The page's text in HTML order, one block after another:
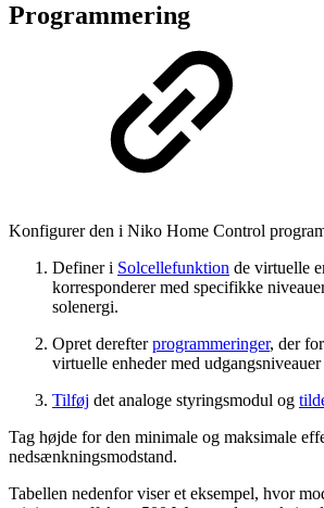
Programmering
Konfigurer den i Niko Home Control
Definer i Solcellefunktion de virtuelle
korresponderer med specifikke
solenergi.
Opret derefterprogrammeringer, der
virtuelle enheder med
Tilføj det analoge styringsmodul og
Tag højde for den minimale og maksimale
nedsænkningsmodstand.
Tabellen nedenfor viser et eksempel, hvor